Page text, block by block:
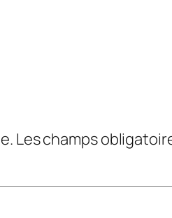
Les champs